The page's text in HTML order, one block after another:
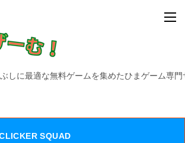
しに最適な無料ゲームを集めたひまゲーム専
SQUAD